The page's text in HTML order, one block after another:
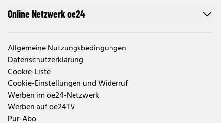
Online Netzwerk oe24
Allgemeine Nutzungsbedingungen
Datenschutzerklärung
Cookie-Liste
Cookie-Einstellungen und Widerruf
Werben im oe24-Netzwerk
Werben auf oe24TV
Pur-Abo